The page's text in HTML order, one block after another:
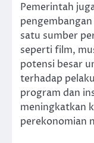
Pemerintah
satu sumber
seperti film,
potensi besar
terhadap
program dan
meningkatkan
perekonomian